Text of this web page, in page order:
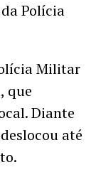
Polícia
Militar
que
Diante
até